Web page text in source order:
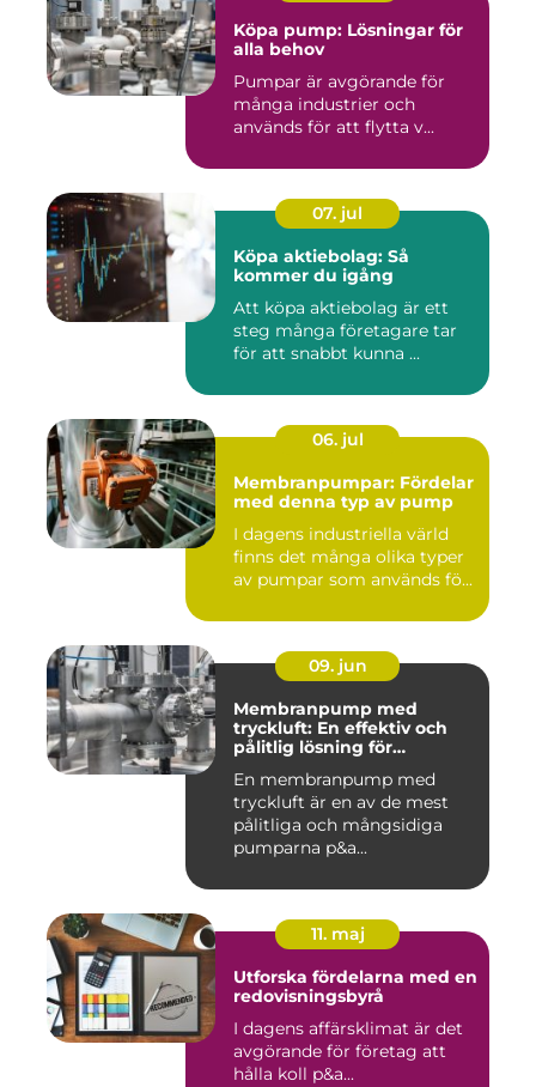
Köpa pump: Lösningar för
alla behov
Pumpar är avgörande för
många industrier och
används för att flytta v...
07. jul
Köpa aktiebolag: Så
kommer du igång
Att köpa aktiebolag är ett
steg många företagare tar
för att snabbt kunna ...
06. jul
Membranpumpar: Fördelar
med denna typ av pump
I dagens industriella värld
finns det många olika typer
av pumpar som används fö...
09. jun
Membranpump med
tryckluft: En effektiv och
pålitlig lösning för
En membranpump med
tryckluft är en av de mest
pålitliga och mångsidiga
pumparna p&a...
11. maj
Utforska fördelarna med en
redovisningsbyrå
I dagens affärsklimat är det
avgörande för företag att
hålla koll p&a...